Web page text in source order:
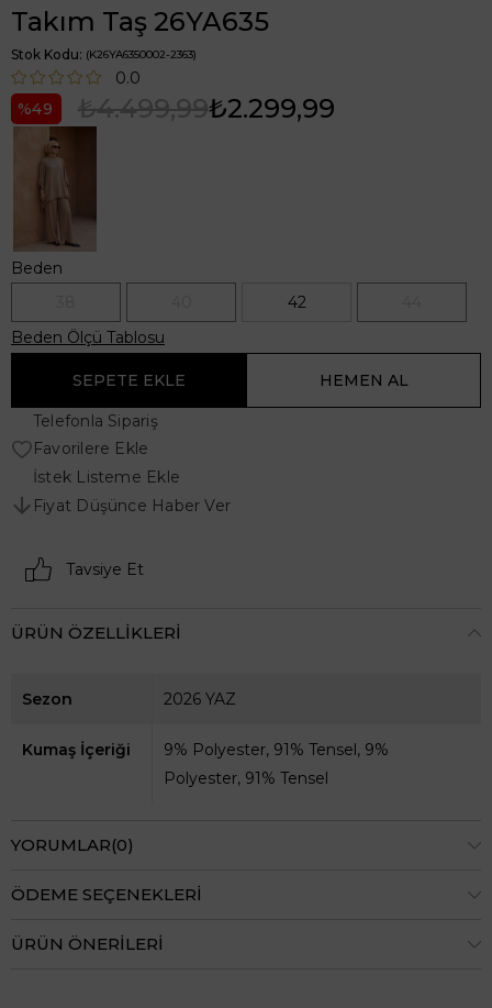
Takım Taş 26YA635
Stok Kodu (K26YA6350002-2363)
0.0
49
₺4.499,99₺2.299,99
Beden
42
Beden Ölçü Tablosu
Telefonla Sipariş
Favorilere Ekle
İstek Listeme Ekle
Fiyat Düşünce Haber Ver
Tavsiye Et
ÜRÜN ÖZELLIKLERI
Sezon 2026 YAZ
Kumaş İçeriği 9% Polyester, 91% Tensel 9%
Polyester, 91% Tensel
YORUMLAR(0)
ÖDEME SEÇENEKLERI
ÜRÜN ÖNERILERI